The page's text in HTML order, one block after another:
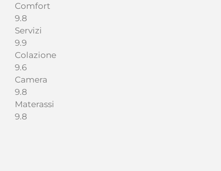
Comfort
9.8
Servizi
9.9
Colazione
9.6
Camera
9.8
Materassi
9.8